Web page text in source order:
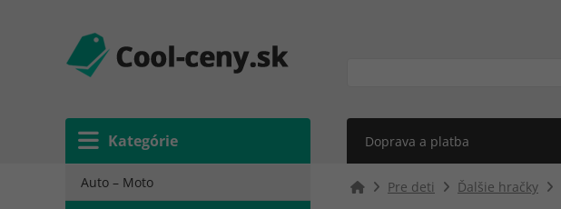
Kategórie Doprava a platba
Auto – Moto Pre deti Ďalšie hračky